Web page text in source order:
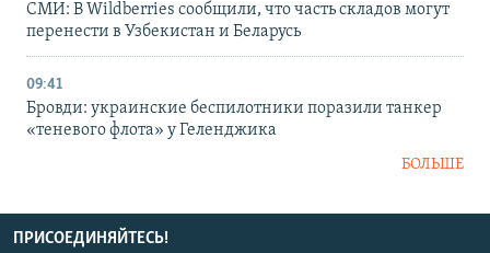
СМИ: В Wildberries сообщили, что часть складов могут
перенести в Узбекистан и Беларусь
09:41
Бровди: украинские беспилотники поразили танкер
«теневого флота» у Геленджика
БОЛЬШЕ
ПРИСОЕДИНЯЙТЕСЬ!